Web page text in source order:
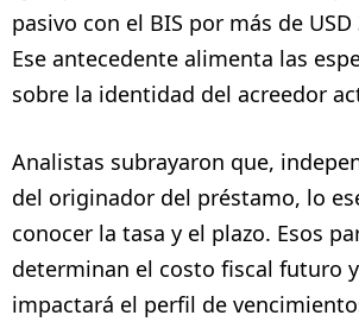
pasivo con el BIS por más de
Ese antecedente alimenta las
sobre la identidad del acreedor
Analistas subrayaron que,
del originador del préstamo, lo
conocer la tasa y el plazo. Esos
determinan el costo fiscal futuro
impactará el perfil de